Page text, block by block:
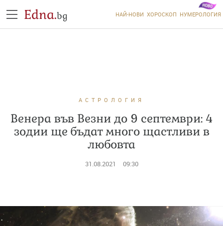
Edna.bg НАЙ-НОВИ ХОРОСКОП НУМЕРОЛОГИЯ
АСТРОЛОГИЯ
Венера във Везни до 9 септември: 4
зодии ще бъдат много щастливи в
любовта
31.08.2021 09:30